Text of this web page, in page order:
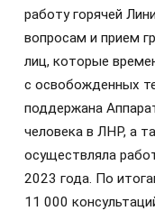
работу горячей
вопросам и прием
лиц, которые
с освобожденных
поддержана
человека в ЛНР, а
осуществляла
2023 года. По
11 000